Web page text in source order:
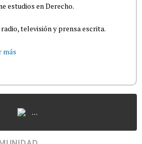
estudios en Derecho.
televisión y prensa escrita.
más
...